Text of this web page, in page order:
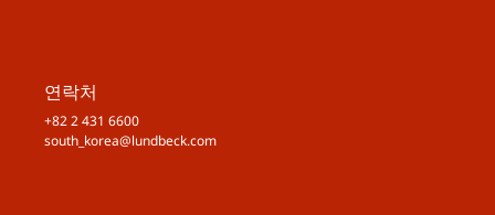
연락처
+82 2 431 6600
south_korea@lundbeck.com